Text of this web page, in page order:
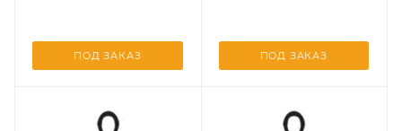
ПОД ЗАКАЗ ПОД ЗАКАЗ